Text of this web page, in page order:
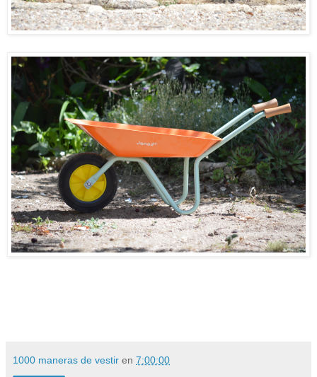
1000 maneras de vestir en 7:00:00